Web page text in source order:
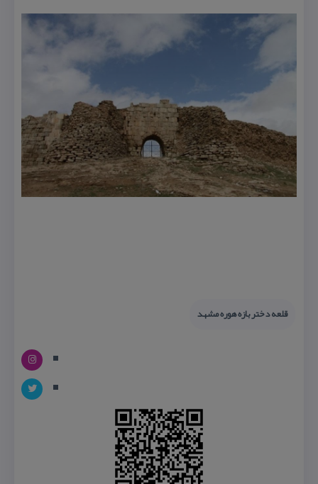
قلعه دختر بازه هوره مشهد